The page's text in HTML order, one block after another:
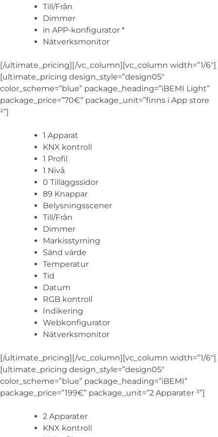
Till/Från
Dimmer
in APP-konfigurator *
Nätverksmonitor
[/ultimate_pricing][/vc_column][vc_column width=”1/6″]
[ultimate_pricing design_style=”design05″
color_scheme=”blue” package_heading=”iBEMI Light”
package_price=”70€” package_unit=”finns i App store
²”]
1 Apparat
KNX kontroll
1 Profil
1 Nivå
0 Tilläggssidor
89 Knappar
Belysningsscener
Till/Från
Dimmer
Markisstyrning
Sänd värde
Temperatur
Tid
Datum
RGB kontroll
Indikering
Webkonfigurator
Nätverksmonitor
[/ultimate_pricing][/vc_column][vc_column width=”1/6″]
[ultimate_pricing design_style=”design05″
color_scheme=”blue” package_heading=”iBEMI”
package_price=”199€” package_unit=”2 Apparater ³”]
2 Apparater
KNX kontroll